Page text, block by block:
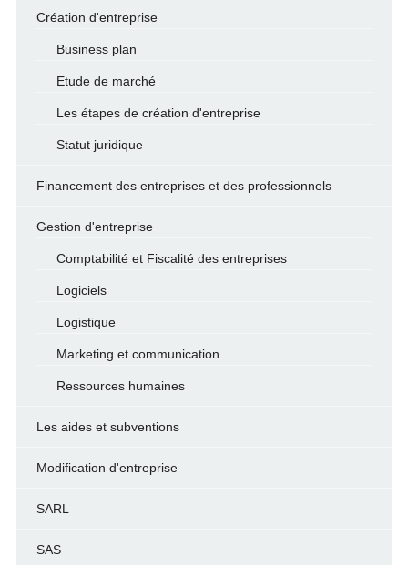
Création d'entreprise
Business plan
Etude de marché
Les étapes de création d'entreprise
Statut juridique
Financement des entreprises et des professionnels
Gestion d'entreprise
Comptabilité et Fiscalité des entreprises
Logiciels
Logistique
Marketing et communication
Ressources humaines
Les aides et subventions
Modification d'entreprise
SARL
SAS